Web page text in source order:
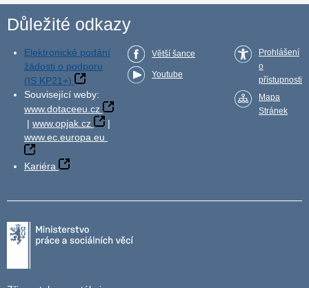
Důležité odkazy
Elektronické podání
žádosti o podporu
(IS KP21+)
Související weby:
www.dotaceeu.cz
| www.opjak.cz
|
www.ec.europa.eu
Kariéra
Větší šance
Youtube
Prohlášení
o
přístupnosti
Mapa
Stránek